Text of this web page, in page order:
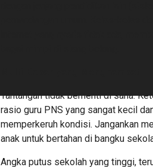
Tantangan tidak berhenti di sana.
rasio guru PNS yang sangat kecil
memperkeruh kondisi. Jangankan
anak untuk bertahan di bangku
Angka putus sekolah yang tinggi,